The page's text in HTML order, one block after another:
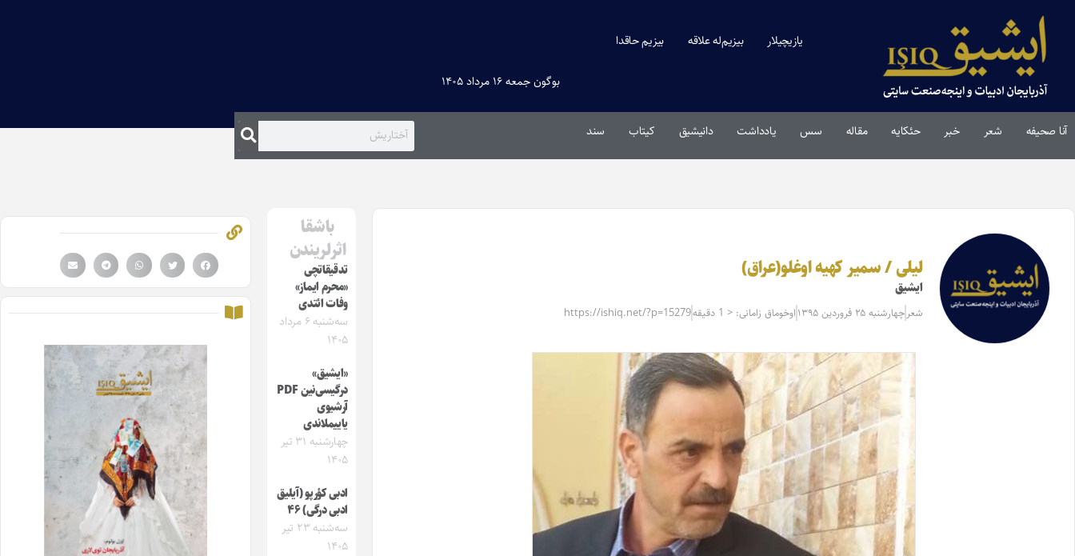
یازیچیلار بیزیم‌له علاقه بیزیم حاقدا
بوگون جمعه ۱۶ مرداد ۱۴۰۵
آنا صحیفه شعر خبر حئکایه مقاله‌ سس یادداشت دانیشیق کیتاب سند
لیلی / سمیر کهیه اوغلو(عراق)
ایشیق
شعر چهارشنبه ۲۵ فروردین ۱۳۹۵ اوخوماق زامانی: < 1 دقیقه https://ishiq.net/?p=15279
باشقا
اثرلریندن
تدقیقاتچی
«محرم ایماز»
وفات ائتدی
سه‌شنبه ۶ مرداد
۱۴۰۵
«ایشیق»
درگیسی‌نین PDF
آرشیوی
یاییملاندی
چهارشنبه ۳۱ تیر
۱۴۰۵
ادبی کؤرپو (آیلیق
ادبی درگی) ۴۶
سه‌شنبه ۲۳ تیر
۱۴۰۵